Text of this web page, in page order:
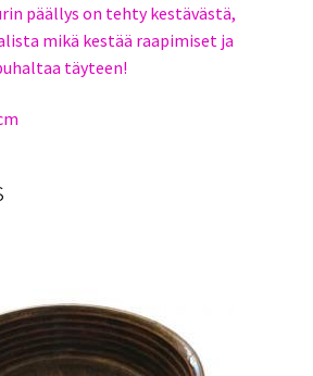
päällys on tehty kestävästä,
mikä kestää raapimiset ja
täyteen!